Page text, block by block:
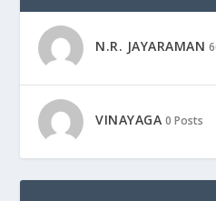
N.R. JAYARAMAN
VINAYAGA 0 Posts